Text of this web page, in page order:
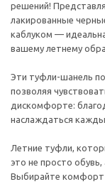
решений!
лакированные
каблуком —
вашему летнему
Эти туфли-шанель
позволяя
дискомфорте:
наслаждаться
Летние туфли,
это не просто
Выбирайте комфорт